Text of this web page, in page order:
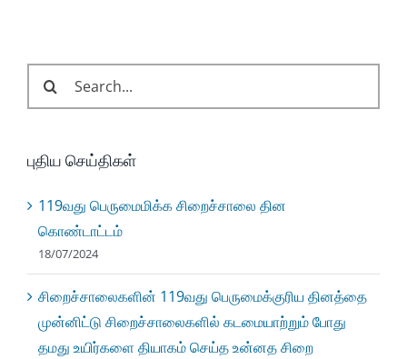
Search
புதிய செய்திகள்
119வது பெருமைமிக்க சிறைச்சாலை தின
கொண்டாட்டம்
18/07/2024
சிறைச்சாலைகளின் 119வது பெருமைக்குரிய தினத்தை
முன்னிட்டு சிறைச்சாலைகளில் கடமையாற்றும் போது
தமது உயிர்களை தியாகம் செய்த உன்னத சிறை